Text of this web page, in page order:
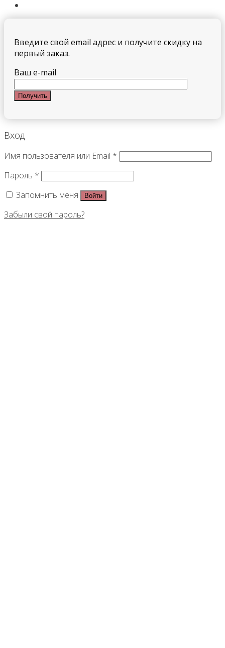
Введите свой email адрес и получите скидку на
первый заказ.
Ваш e-mail
Вход
Имя пользователя или Email *
Пароль *
Запомнить меня
Войти
Забыли свой пароль?